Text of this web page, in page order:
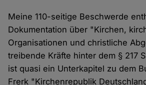
Meine 110-seitige Beschwerde
Dokumentation über "Kirchen,
Organisationen und christliche
treibende Kräfte hinter dem § 217
ist quasi ein Unterkapitel zu dem
Frerk "Kirchenrepublik